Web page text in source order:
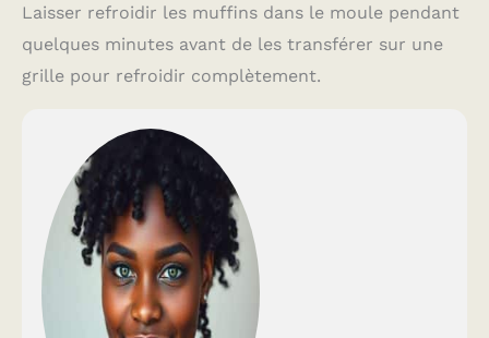
Laisser refroidir les muffins dans le moule pendant
quelques minutes avant de les transférer sur une
grille pour refroidir complètement.